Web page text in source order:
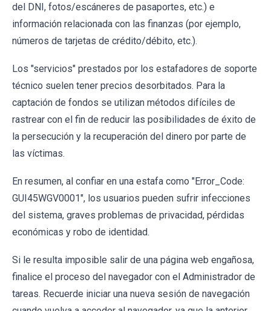
del DNI, fotos/escáneres de pasaportes, etc.) e
información relacionada con las finanzas (por ejemplo,
números de tarjetas de crédito/débito, etc.).
Los "servicios" prestados por los estafadores de soporte
técnico suelen tener precios desorbitados. Para la
captación de fondos se utilizan métodos difíciles de
rastrear con el fin de reducir las posibilidades de éxito de
la persecución y la recuperación del dinero por parte de
las víctimas.
En resumen, al confiar en una estafa como "Error_Code:
GUI45WGV0001", los usuarios pueden sufrir infecciones
del sistema, graves problemas de privacidad, pérdidas
económicas y robo de identidad.
Si le resulta imposible salir de una página web engañosa,
finalice el proceso del navegador con el Administrador de
tareas. Recuerde iniciar una nueva sesión de navegación